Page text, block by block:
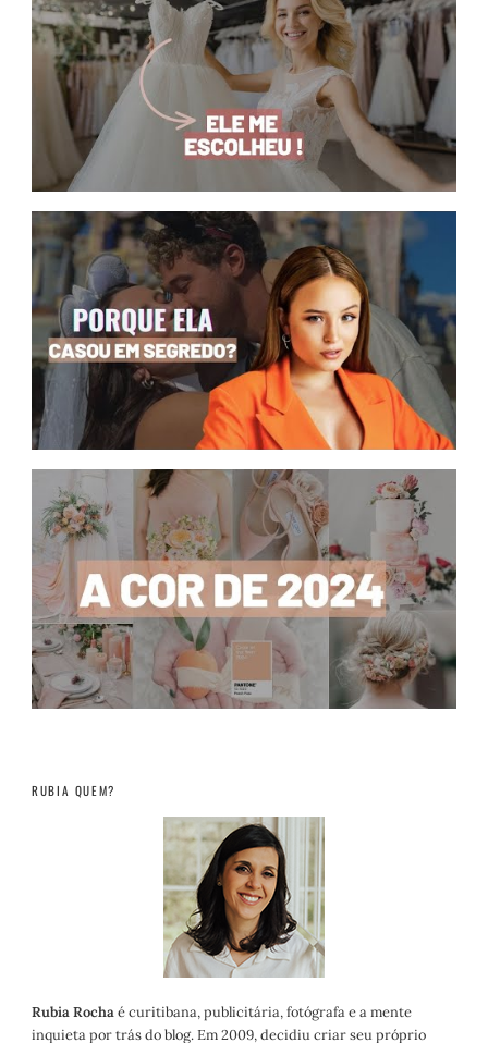
RUBIA QUEM?
Rubia Rochaé curitibana, publicitária, fotógrafa e a mente
inquieta por trás do blog. Em 2009, decidiu criar seu próprio